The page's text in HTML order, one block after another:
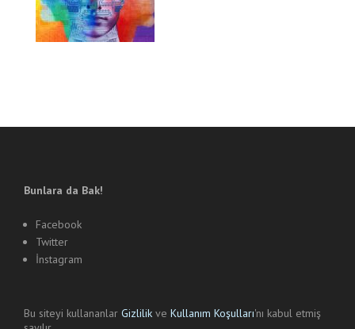
Bunlara da Bak!
Facebook
Twitter
İnstagram
Bu siteyi kullananlar Gizlilik ve Kullanım Koşulları'nı kabul etmiş